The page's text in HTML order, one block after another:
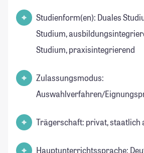
Studienform(en): Duales
Studium,
Studium, praxisintegrierend
Zulassungsmodus:
Auswahlverfahren/
Trägerschaft: privat, staatlich
Hauptunterrichtssprache: